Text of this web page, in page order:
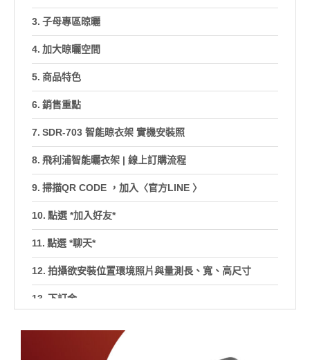
子母專區晾曬
加大晾曬空間
商品特色
銷售重點
SDR-703 智能晾衣架 實機安裝照
飛利浦智能曬衣架 | 線上訂購流程
掃描QR CODE ，加入〈官方LINE 〉
點選 *加入好友*
點選 *聊天*
拍攝欲安裝位置環境照片與量測長、寬、高尺寸
下訂金
LINE : @glife7789